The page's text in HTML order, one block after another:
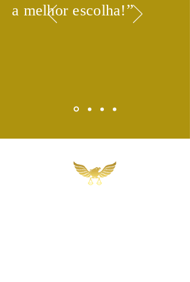
a melhor escolha!​”